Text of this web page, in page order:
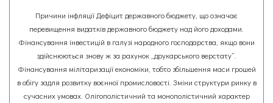
Причини інфляції Дефіцит державного бюджету, що означає
перевищення видатків державного бюджету над його доходами.
Фінансування інвестицій в галузі народного господарства, якщо вони
здійснюються знову ж за рахунок „друкарського верстату”.
Фінансування мілітаризації економіки, тобто збільшення маси грошей
в обігу задля розвитку воєнної промисловості. Зміни структури ринку в
сучасних умовах. Олігополістичний та монополістичний характер